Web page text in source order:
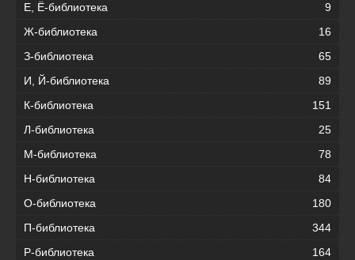
Е, Ё-библиотека
9
Ж-библиотека
16
З-библиотека
65
И, Й-библиотека
89
К-библиотека
151
Л-библиотека
25
М-библиотека
78
Н-библиотека
84
О-библиотека
180
П-библиотека
344
Р-библиотека
164